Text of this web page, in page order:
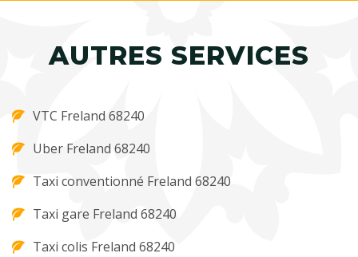
AUTRES SERVICES
VTC Freland 68240
Uber Freland 68240
Taxi conventionné Freland 68240
Taxi gare Freland 68240
Taxi colis Freland 68240